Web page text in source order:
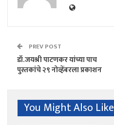
PREV POST
डॉ.जयश्री पाटणकर यांच्या पाच
पुस्तकांचे २९ नोव्हेंबरला प्रकाशन
You Might Also Like